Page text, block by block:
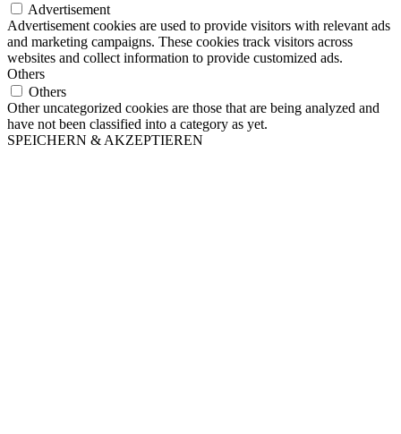
Advertisement
Advertisement cookies are used to provide visitors with relevant ads
and marketing campaigns. These cookies track visitors across
websites and collect information to provide customized ads.
Others
Others
Other uncategorized cookies are those that are being analyzed and
have not been classified into a category as yet.
SPEICHERN & AKZEPTIEREN